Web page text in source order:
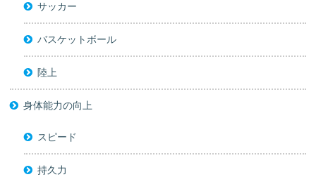
サッカー
バスケットボール
陸上
身体能力の向上
スピード
持久力